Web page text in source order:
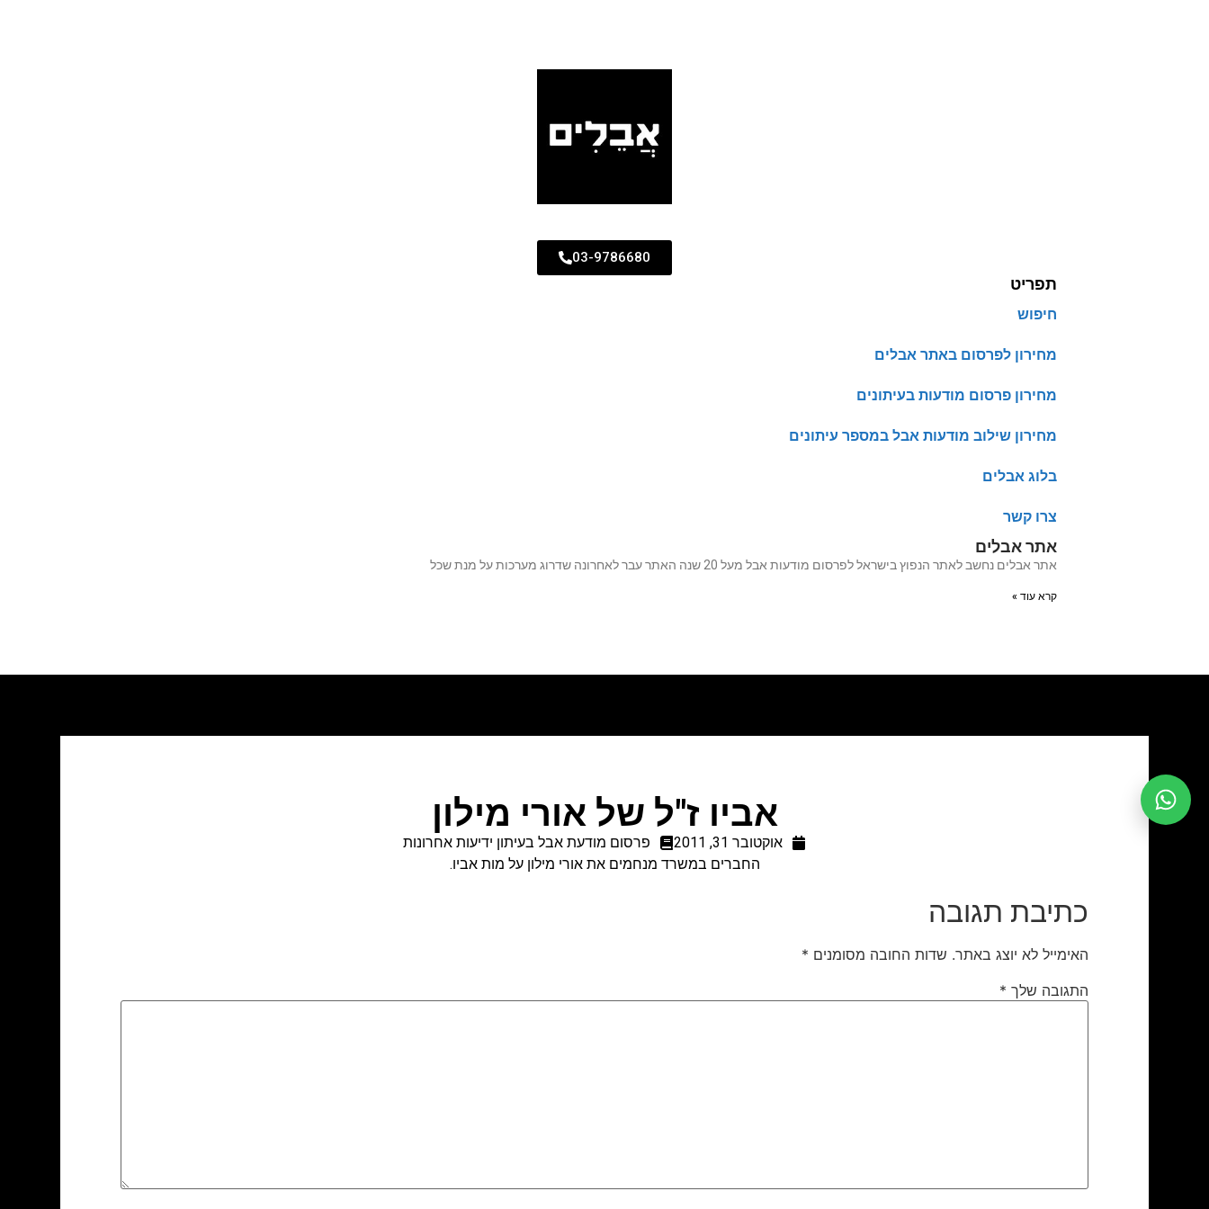
03-9786680
תפריט
חיפוש
מחירון לפרסום באתר אבלים
מחירון פרסום מודעות בעיתונים
מחירון שילוב מודעות אבל במספר עיתונים
בלוג אבלים
צרו קשר
אתר אבלים
אתר אבלים נחשב לאתר הנפוץ בישראל לפרסום מודעות אבל מעל 20 שנה האתר עבר לאחרונה שדרוג מערכות על מנת שכל
קרא עוד »
אביו ז"ל של אורי מילון
אוקטובר 31, 2011
פרסום מודעת אבל בעיתון ידיעות אחרונות
החברים במשרד מנחמים את אורי מילון על מות אביו.
כתיבת תגובה
האימייל לא יוצג באתר. שדות החובה מסומנים *
התגובה שלך *